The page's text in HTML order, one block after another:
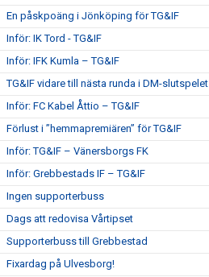
En påskpoäng i Jönköping för TG&IF
Inför: IK Tord - TG&IF
Inför: IFK Kumla – TG&IF
TG&IF vidare till nästa runda i DM-slutspelet
Inför: FC Kabel Åttio – TG&IF
Förlust i ”hemmapremiären” för TG&IF
Inför: TG&IF – Vänersborgs FK
Inför: Grebbestads IF – TG&IF
Ingen supporterbuss
Dags att redovisa Vårtipset
Supporterbuss till Grebbestad
Fixardag på Ulvesborg!